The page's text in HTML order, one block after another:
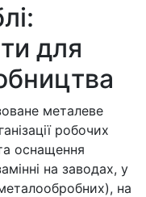
для
металеве
робочих
оснащення
на заводах, у
на